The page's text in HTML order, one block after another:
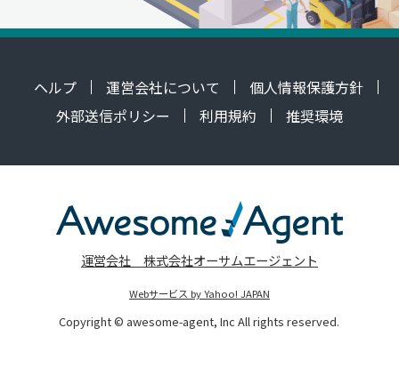
ヘルプ 運営会社について
個人情報保護方針
外部送信ポリシー
利用規約 推奨環境
運営会社 株式会社オーサムエージェント
Webサービス by Yahoo! JAPAN
Copyright © awesome-agent, Inc All rights reserved.